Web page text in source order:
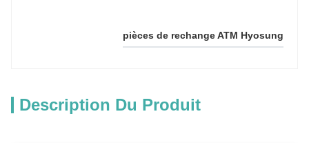
pièces de rechange ATM Hyosung
Description Du Produit